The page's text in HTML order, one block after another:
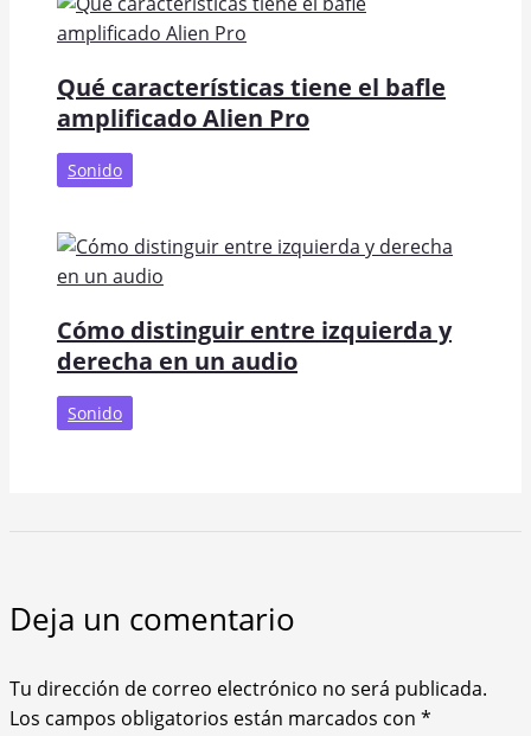
Qué características tiene el bafle
amplificado Alien Pro
Sonido
Cómo distinguir entre izquierda y
derecha en un audio
Sonido
Deja un comentario
Tu dirección de correo electrónico no será publicada.
Los campos obligatorios están marcados con *